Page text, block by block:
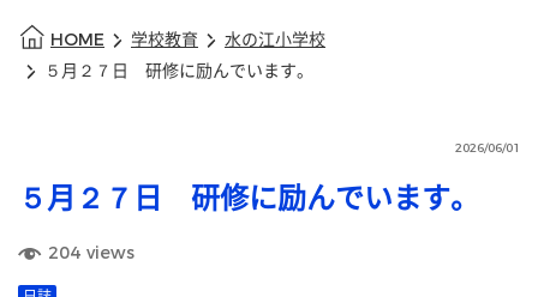
HOME 学校教育
水の江小学校
５月２７日 研修に励んでいます。
2026/06/01
５月２７日 研修に励んでいます。
204 views